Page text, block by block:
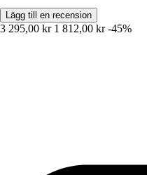
Lägg till en recension
3 295,00 kr 1 812,00 kr -45%